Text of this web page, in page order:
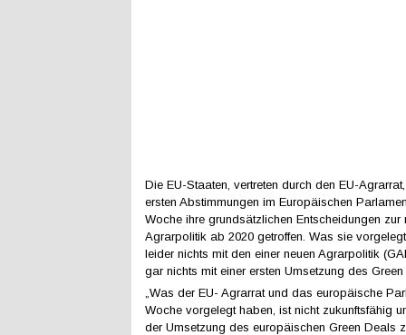
Die EU-Staaten, vertreten durch den EU-
ersten Abstimmungen im Europäischen
Woche ihre grundsätzlichen Entscheidungen zur
Agrarpolitik ab 2020 getroffen. Was sie
leider nichts mit den einer neuen Agrarpolitik
gar nichts mit einer ersten Umsetzung des
„Was der EU- Agrarrat und das europäische
Woche vorgelegt haben, ist nicht zukunftsfähig
der Umsetzung des europäischen Green Deals